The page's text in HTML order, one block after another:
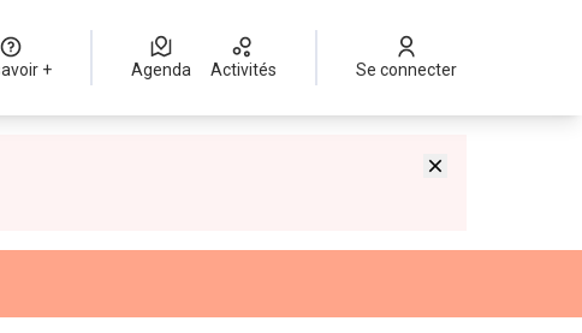
+ Agenda Activités Se connecter